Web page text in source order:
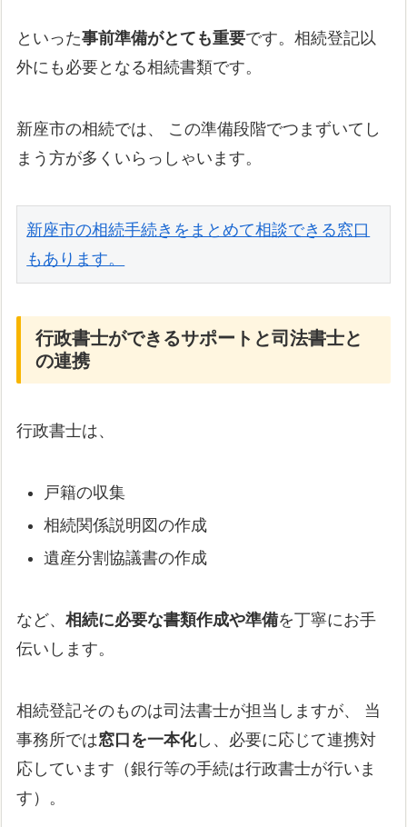
といった事前準備がとても重要です。相続登記以
外にも必要となる相続書類です。
新座市の相続では、 この準備段階でつまずいてし
まう方が多くいらっしゃいます。
新座市の相続手続きをまとめて相談できる窓口
もあります。
行政書士ができるサポートと司法書士と
の連携
行政書士は、
戸籍の収集
相続関係説明図の作成
遺産分割協議書の作成
など、相続に必要な書類作成や準備を丁寧にお手
伝いします。
相続登記そのものは司法書士が担当しますが、 当
事務所では窓口を一本化し、必要に応じて連携対
応しています（銀行等の手続は行政書士が行いま
す）。